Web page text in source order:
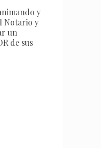
y
Notario y
un
de sus